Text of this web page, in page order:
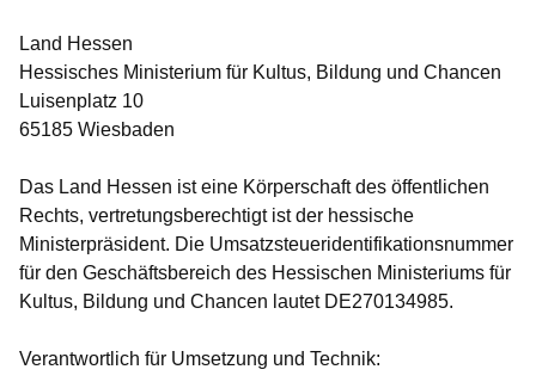
Land Hessen
Hessisches Ministerium für Kultus, Bildung und Chancen
Luisenplatz 10
65185 Wiesbaden
Das Land Hessen ist eine Körperschaft des öffentlichen
Rechts, vertretungsberechtigt ist der hessische
Ministerpräsident. Die Umsatzsteueridentifikationsnummer
für den Geschäftsbereich des Hessischen Ministeriums für
Kultus, Bildung und Chancen lautet DE270134985.
Verantwortlich für Umsetzung und Technik: